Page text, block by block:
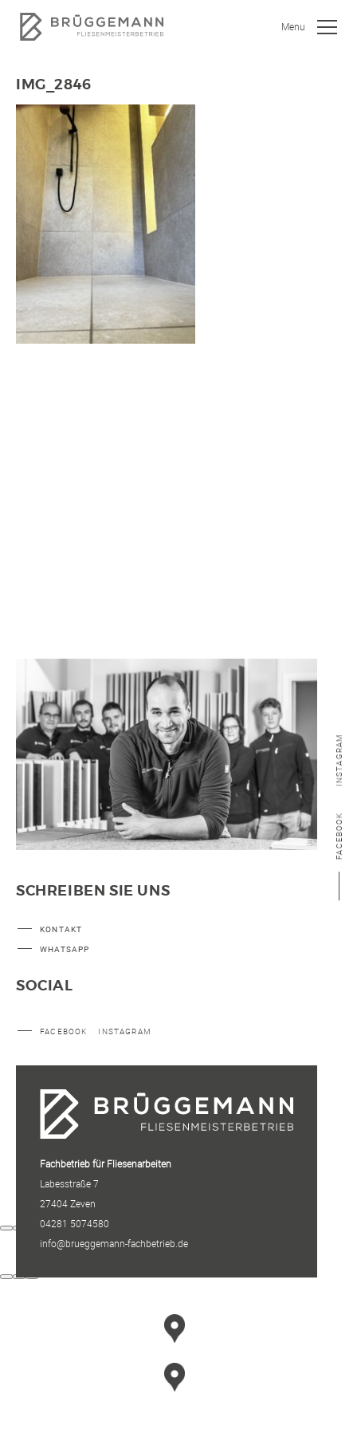
Menu
SHOWROOM
JOBS
FACEBOOK
INSTAGRAM
IMG_2846
SCHREIBEN SIE UNS
KONTAKT
WHATSAPP
SOCIAL
FACEBOOK INSTAGRAM
Fachbetrieb für Fliesenarbeiten
Labesstraße 7
27404 Zeven
04281 5074580
info@brueggemann-fachbetrieb.de